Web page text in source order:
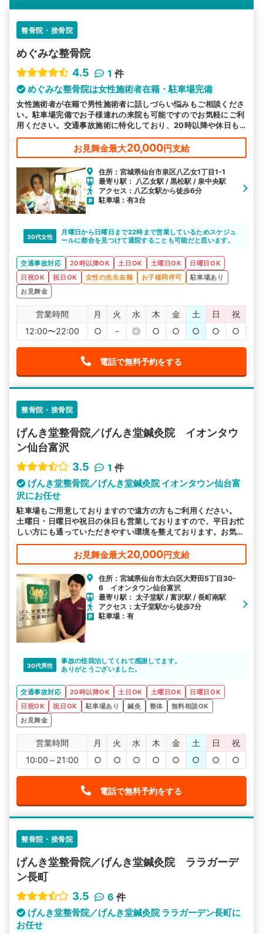
整骨院・接骨院
めぐみな整骨院
4.5
1 件
めぐみな整骨院は女性施術者在籍・駐車場完備
女性施術者が在籍で男性施術者に話しづらい悩みもご相談くださ
い。駐車場完備でお子様連れの来院も可能ですのでお気軽にご利
用ください。交通事故施術に特化しており、20時以降や休日も
営業でお忙しい方も通いやすいと好評です。
お見舞金最大20,000円支給
住所：宮城県仙台市泉区八乙女1丁目1-1
最寄り駅： 八乙女駅 / 黒松駅 / 泉中央駅
アクセス：八乙女駅から徒歩6分
駐車場：有3台
30代女性
月曜日から日曜日まで22時まで営業しているためスケジュ
ールに都合を見つけて通院することも可能だと思います。
交通事故対応 20時以降OK 土日OK 土曜日OK
日曜日OK
日祝OK
祝日OK 女性の先生在籍 お子様同伴可
駐車場あり
お見舞金
営業時間 月 火 水 木 金 土 日
祝
12:00〜22:00
○ - ◎ ○ ○ ○ ○ ○
電話で無料予約をする
整骨院・接骨院
げんき堂整骨院／げんき堂鍼灸院 イオンタウ
ン仙台富沢
3.5
1 件
げんき堂整骨院／げんき堂鍼灸院 イオンタウン仙台富
沢にお任せ
駐車場もご用意しておりますので遠方の方もご利用ください。
土曜日・日曜日や祝日の休日も営業しておりますので、平日お忙
しい方にも通っていただきやすい環境を整えております。お気軽
にお越しください。
お見舞金最大20,000円支給
住所：宮城県仙台市太白区大野田5丁目30-
6 イオンタウン仙台富沢
最寄り駅： 太子堂駅 / 富沢駅 / 長町南駅
アクセス：太子堂駅から徒歩7分
駐車場：有
30代男性
事故の怪我治してくれて感謝してます。
ありがとうございました。
交通事故対応 20時以降OK 土日OK 土曜日OK
日曜日OK
日祝OK
祝日OK 駐車場あり 鍼灸 整体
無料相談OK
お見舞金
営業時間 月 火 水 木 金 土 日
祝
10:00～21:00
○ ○ ○ ○ ○ ○ ○ ○
電話で無料予約をする
整骨院・接骨院
げんき堂整骨院／げんき堂鍼灸院 ララガーデ
ン長町
3.5
6 件
げんき堂整骨院／げんき堂鍼灸院 ララガーデン長町に
お任せ